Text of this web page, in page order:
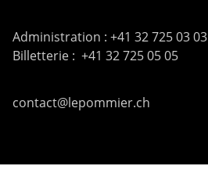
Administration : +41 32 725 03 03
Billetterie : +41 32 725 05 05
contact@lepommier.ch